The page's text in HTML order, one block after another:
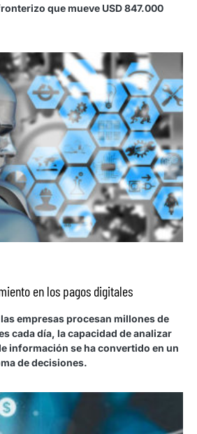
que mueve USD 847.000
en los pagos digitales
empresas procesan millones de
cada día, la capacidad de analizar
información se ha convertido en un
de decisiones.